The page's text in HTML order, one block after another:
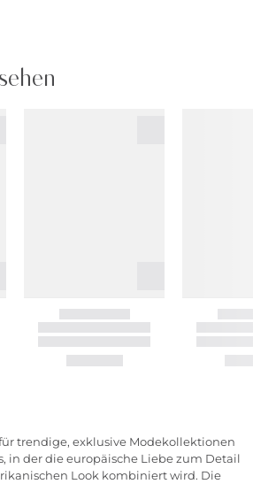
trendige, exklusive Modekollektionen
, in der die europäische Liebe zum Detail
Look kombiniert wird. Die